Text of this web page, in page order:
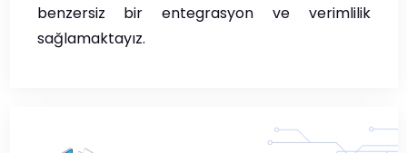
benzersiz bir entegrasyon ve verimlilik
sağlamaktayız.